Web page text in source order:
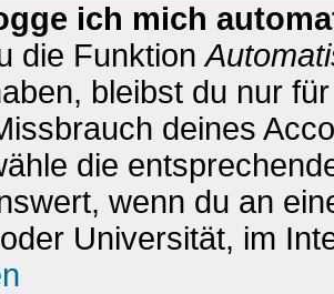
ich mich
die Funktion
bleibst du nur
deines
die
wenn du an
Universität, im